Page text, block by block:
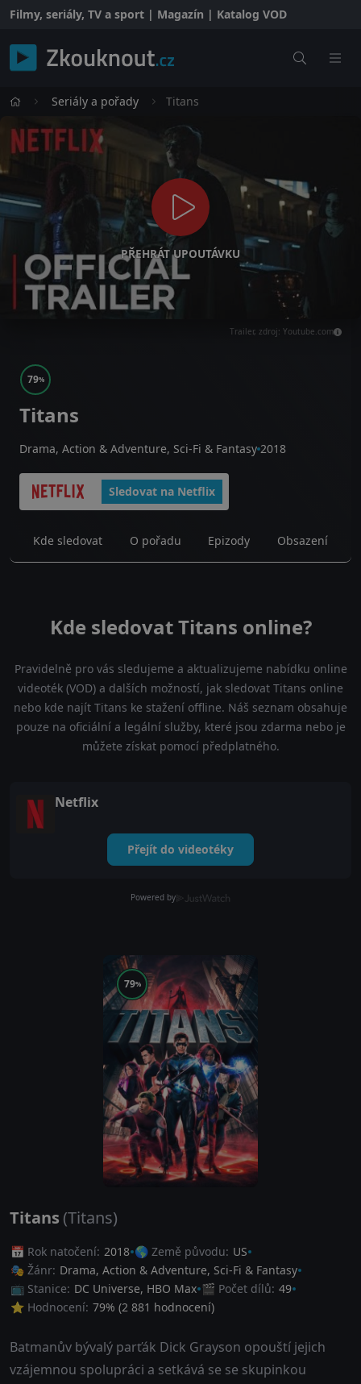
Filmy, seriály, TV a sport | Magazín | Katalog VOD
Seriály a pořady Titans
PŘEHRÁT UPOUTÁVKU
Trailer, zdroj: Youtube.com
79%
Titans
Drama, Action & Adventure, Sci-Fi & Fantasy 2018
Sledovat na Netflix
Kde sledovat O pořadu Epizody Obsazení
Kde sledovat Titans online?
Pravidelně pro vás sledujeme a aktualizujeme nabídku online
videoték (VOD) a dalších možností, jak sledovat Titans online
nebo kde najít Titans ke stažení offline. Náš seznam obsahuje
pouze na oficiální a legální služby, které jsou zdarma nebo je
můžete získat pomocí předplatného.
Netflix
Přejít do videotéky
Powered by
79%
Titans (Titans)
📅 Rok natočení: 2018 🌎 Země původu: US
🎭 Žánr: Drama, Action & Adventure, Sci-Fi & Fantasy
📺 Stanice: DC Universe, HBO Max 🎬 Počet dílů: 49
⭐ Hodnocení: 79% (2 881 hodnocení)
Batmanův bývalý parťák Dick Grayson opouští jejich
vzájemnou spolupráci a setkává se se skupinkou